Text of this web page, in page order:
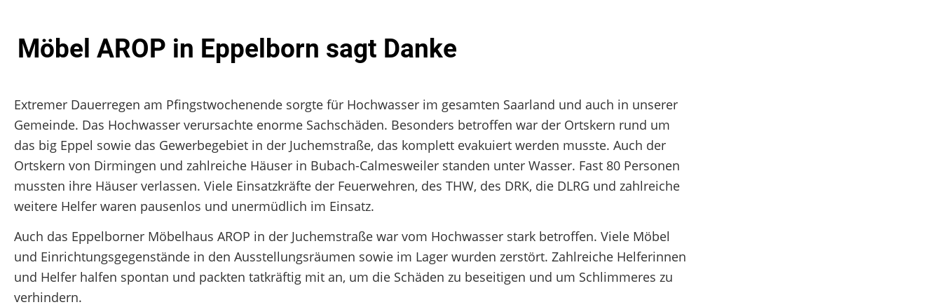
Möbel AROP in Eppelborn sagt Danke
Extremer Dauerregen am Pfingstwochenende sorgte für Hochwasser im gesamten Saarland und auch in unserer
Gemeinde. Das Hochwasser verursachte enorme Sachschäden. Besonders betroffen war der Ortskern rund um
das big Eppel sowie das Gewerbegebiet in der Juchemstraße, das komplett evakuiert werden musste. Auch der
Ortskern von Dirmingen und zahlreiche Häuser in Bubach-Calmesweiler standen unter Wasser. Fast 80 Personen
mussten ihre Häuser verlassen. Viele Einsatzkräfte der Feuerwehren, des THW, des DRK, die DLRG und zahlreiche
weitere Helfer waren pausenlos und unermüdlich im Einsatz.
Auch das Eppelborner Möbelhaus AROP in der Juchemstraße war vom Hochwasser stark betroffen. Viele Möbel
und Einrichtungsgegenstände in den Ausstellungsräumen sowie im Lager wurden zerstört. Zahlreiche Helferinnen
und Helfer halfen spontan und packten tatkräftig mit an, um die Schäden zu beseitigen und um Schlimmeres zu
verhindern.